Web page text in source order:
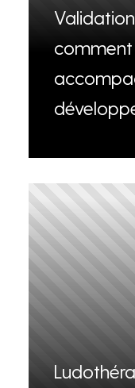
comment